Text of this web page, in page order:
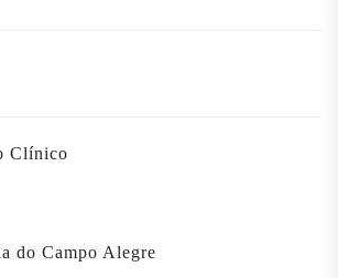
Clínico
do Campo Alegre